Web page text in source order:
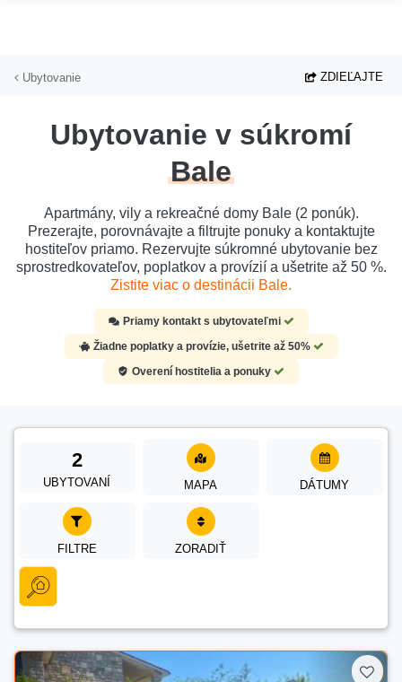
Ubytovanie ZDIEĽAJTE
Ubytovanie v súkromí
Bale
Apartmány, vily a rekreačné domy Bale (2 ponúk).
Prezerajte, porovnávajte a filtrujte ponuky a kontaktujte
hostiteľov priamo. Rezervujte súkromné ubytovanie bez
sprostredkovateľov, poplatkov a provízií a ušetrite až 50 %.
Zistite viac o destinácii Bale.
Priamy kontakt s ubytovateľmi
Žiadne poplatky a provízie, ušetrite až 50%
Overení hostitelia a ponuky
2
UBYTOVANÍ MAPA DÁTUMY
FILTRE ZORADIŤ